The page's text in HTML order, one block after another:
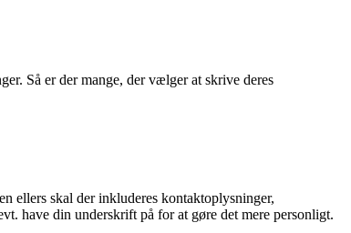
Så er der mange, der vælger at skrive deres
ellers skal der inkluderes kontaktoplysninger,
have din underskrift på for at gøre det mere personligt.